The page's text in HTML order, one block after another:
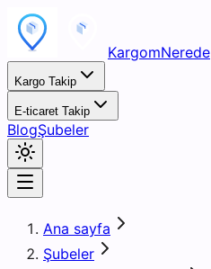
KargomNerede
Kargo Takip
E-ticaret Takip
BlogŞubeler
Ana sayfa
Şubeler